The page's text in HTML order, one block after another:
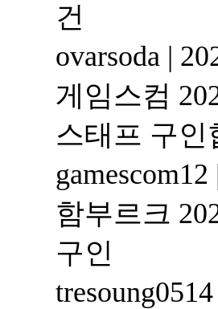
건
ovarsoda |
게임스컴
스태프 구
gamescom12
함부르크
구인